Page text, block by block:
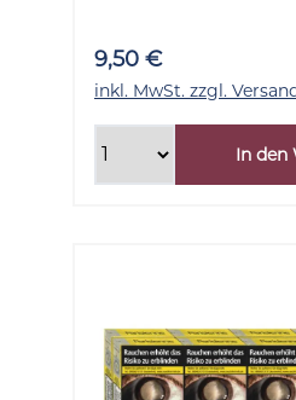
9,50 €
inkl. MwSt. zzgl.
In den